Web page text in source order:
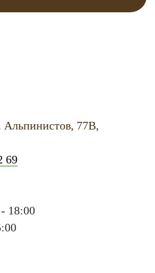
Альпинистов, 77В,
69
18:00